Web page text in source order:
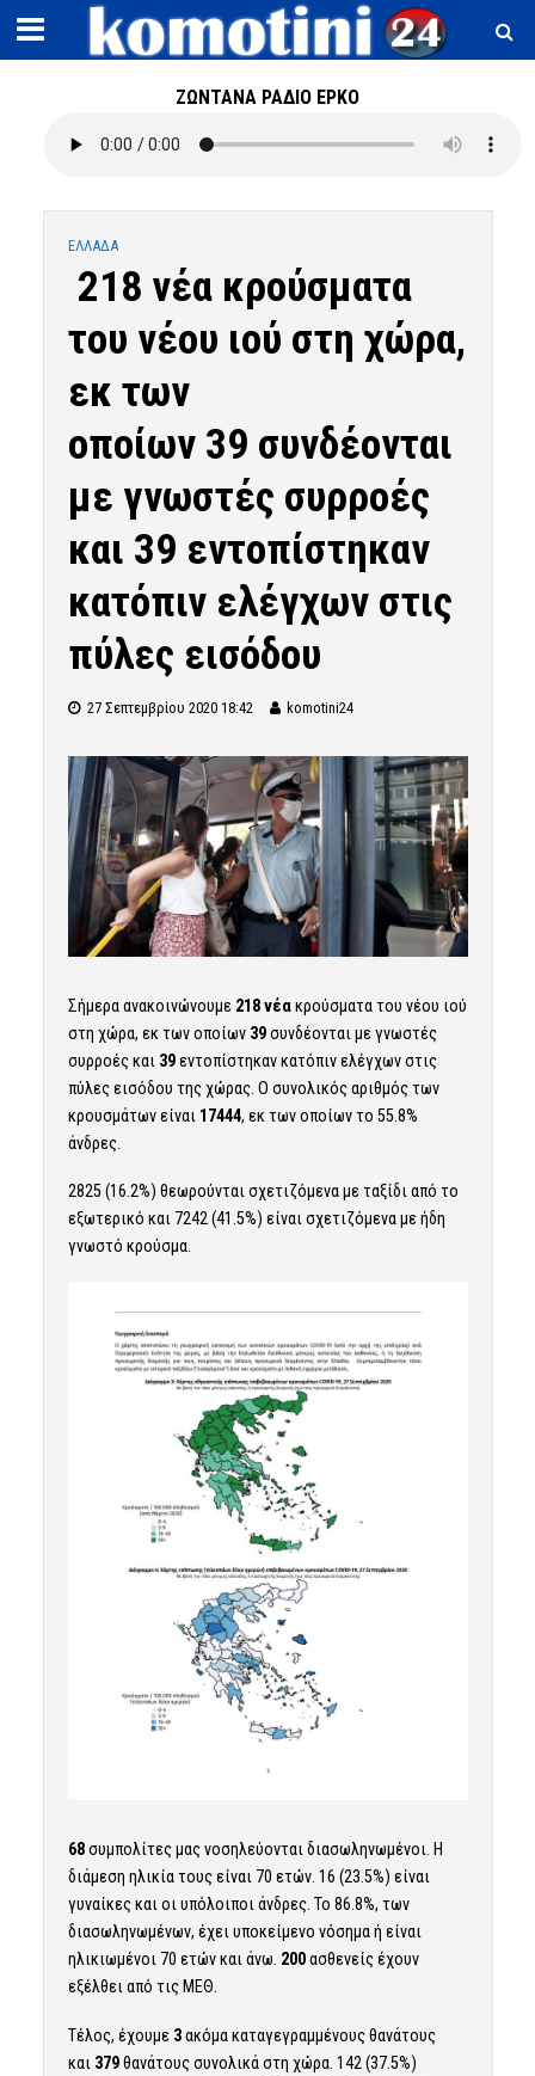
ΖΩΝΤΑΝΑ ΡΑΔΙΟ ΕΡΚΟ
ΕΛΛΑΔΑ
218 νέα κρούσματα
του νέου ιού στη χώρα,
εκ των
οποίων 39 συνδέονται
με γνωστές συρροές
και 39 εντοπίστηκαν
κατόπιν ελέγχων στις
πύλες εισόδου
27 Σεπτεμβρίου 2020 18:42 komotini24
Σήμερα ανακοινώνουμε 218 νέακρούσματα του νέου ιού
στη χώρα, εκ των οποίων 39συνδέονται με γνωστές
συρροές και 39εντοπίστηκαν κατόπιν ελέγχων στις
πύλες εισόδου της χώρας. Ο συνολικός αριθμός των
κρουσμάτων είναι 17444, εκ των οποίων το 55.8%
άνδρες.
2825 (16.2%) θεωρούνται σχετιζόμενα με ταξίδι από το
εξωτερικό και 7242 (41.5%) είναι σχετιζόμενα με ήδη
γνωστό κρούσμα.
68συμπολίτες μας νοσηλεύονται διασωληνωμένοι. Η
διάμεση ηλικία τους είναι 70 ετών. 16 (23.5%) είναι
γυναίκες και οι υπόλοιποι άνδρες. To 86.8%, των
διασωληνωμένων, έχει υποκείμενο νόσημα ή είναι
ηλικιωμένοι 70 ετών και άνω. 200ασθενείς έχουν
εξέλθει από τις ΜΕΘ.
Τέλος, έχουμε 3ακόμα καταγεγραμμένους θανάτους
και 379θανάτους συνολικά στη χώρα. 142 (37.5%)